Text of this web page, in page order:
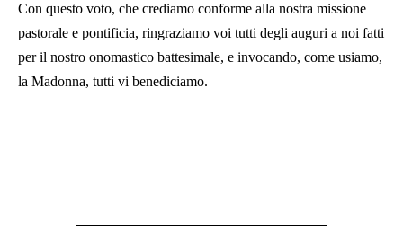
Con questo voto, che crediamo conforme alla nostra missione
pastorale e pontificia, ringraziamo voi tutti degli auguri a noi fatti
per il nostro onomastico battesimale, e invocando, come usiamo,
la Madonna, tutti vi benediciamo.